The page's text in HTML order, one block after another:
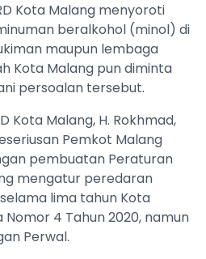
Kota Malang menyoroti
beralkohol (minol) di
maupun lembaga
Kota Malang pun diminta
persoalan tersebut.
Kota Malang, H. Rokhmad,
Pemkot Malang
pembuatan Peraturan
mengatur peredaran
lima tahun Kota
4 Tahun 2020, namun
Perwal.